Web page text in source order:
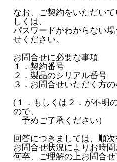
なお、ご契約をいただい
しくは、
パスワードがわからない
せください。
お問合せに必要な事項
１．契約番号
２．製品のシリアル番号
３．お問合せいただく方
(１．もしくは２．が不明
ので、
予めご了承ください）
回答につきましては、順
お問合せ状況によりお時
何卒、ご理解の上お問合